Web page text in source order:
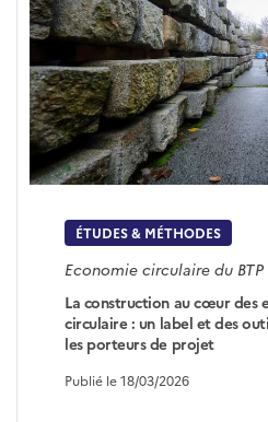
ÉTUDES & MÉTHODES
Economie circulaire du BTP
La construction au cœur des
circulaire : un label et des
les porteurs de projet
Publié le 18/03/2026